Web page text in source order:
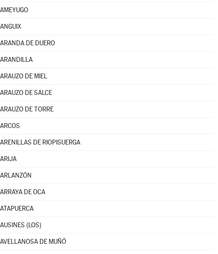
AMEYUGO
ANGUIX
ARANDA DE DUERO
ARANDILLA
ARAUZO DE MIEL
ARAUZO DE SALCE
ARAUZO DE TORRE
ARCOS
ARENILLAS DE RIOPISUERGA
ARIJA
ARLANZÓN
ARRAYA DE OCA
ATAPUERCA
AUSINES (LOS)
AVELLANOSA DE MUÑÓ